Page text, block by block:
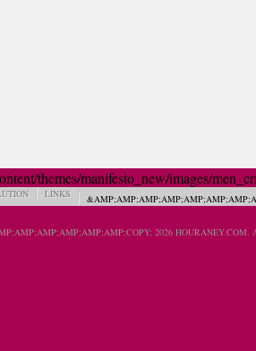
themes/manifesto_new/images/
LINKS
2026 HOURANEY.COM.